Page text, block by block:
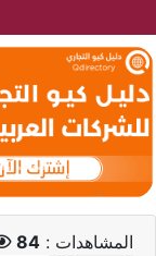
المشاهدات : 84